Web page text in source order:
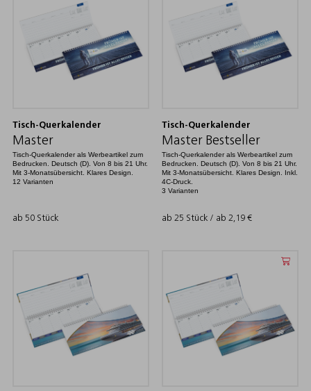
Tisch-Querkalender
Master
Tisch-Querkalender als Werbeartikel zum
Bedrucken. Deutsch (D). Von 8 bis 21 Uhr.
Mit 3-Monatsübersicht. Klares Design.
12 Varianten
ab 50 Stück
Tisch-Querkalender
Master Bestseller
Tisch-Querkalender als Werbeartikel zum
Bedrucken. Deutsch (D). Von 8 bis 21 Uhr.
Mit 3-Monatsübersicht. Klares Design. Inkl.
4C-Druck.
3 Varianten
ab 25 Stück / ab 2,19 €